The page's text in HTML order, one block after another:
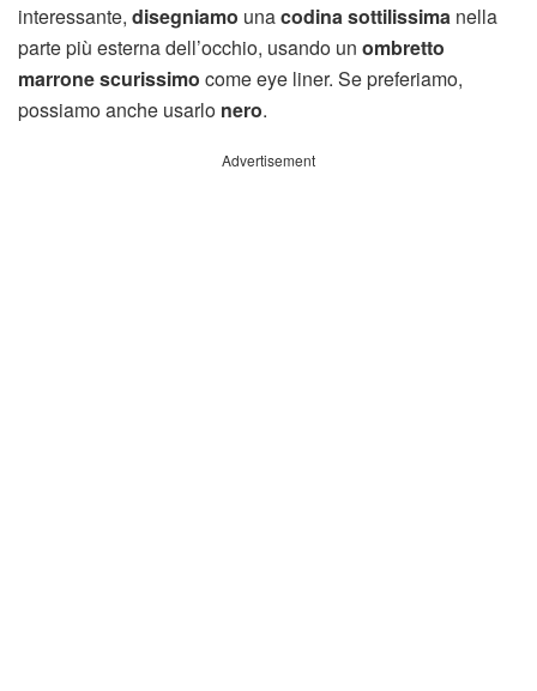
interessante, disegniamo unacodina sottilissima nella
parte più esterna dell’occhio, usando un ombretto
marrone scurissimo come eye liner. Se preferiamo,
possiamo anche usarlo nero.
Advertisement